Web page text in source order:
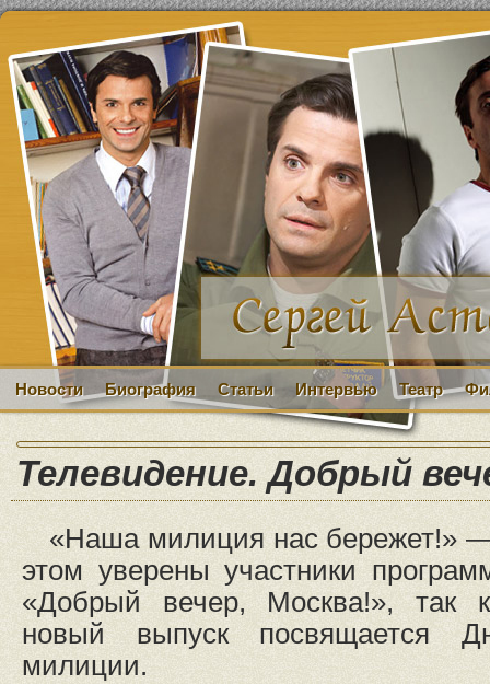
Новости Биография Статьи Интервью Театр
Телевидение. Добрый
«Наша милиция нас бережет!»
этом уверены участники
«Добрый вечер, Москва!», так
новый выпуск посвящается
милиции.